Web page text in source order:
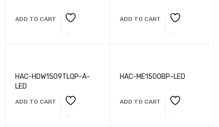
ADD TO CART ADD TO CART
HAC-HDW1509TLQP-A-
LED
ADD TO CART
HAC-ME1500BP-LED
ADD TO CART